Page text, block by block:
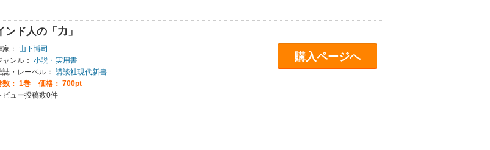
ンド人の「力」
家：
山下博司
ャンル： 小説・実用書
誌・レーベル： 講談社現代新書
数： 1巻
価格： 700pt
ビュー投稿数0件
購入ページへ